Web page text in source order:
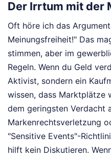
Der Irrtum mit der
Oft höre ich das
Meinungsfreiheit!" Das
stimmen, aber im
Regeln. Wenn du Geld
Aktivist, sondern ein
wissen, dass Marktplätze
dem geringsten Verdacht
Markenrechtsverletzung
"Sensitive Events"-
hilft kein Diskutieren.